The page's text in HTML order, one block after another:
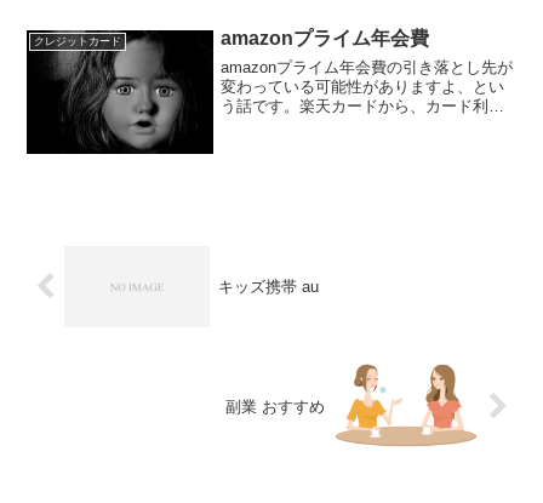
クレジットカード amazonプライム年会費
amazonプライム年会費の引き落とし先が
変わっている可能性がありますよ、とい
う話です。楽天カードから、カード利用
キッズ携帯 au
副業 おすすめ